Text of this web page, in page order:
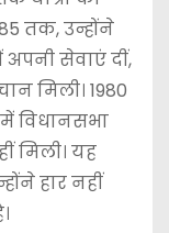
तक, उन्होंने
सेवाएं दीं,
मिली। 1980
विधानसभा
मिली। यह
हार नहीं